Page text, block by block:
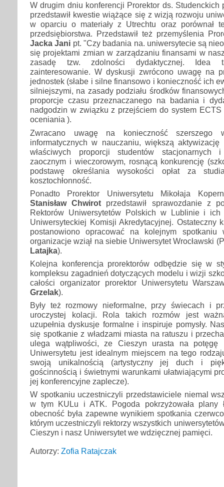
W drugim dniu konferencji Prorektor ds. Studenckich
przedstawił kwestie wiążące się z wizją rozwoju
w oparciu o materiały z Utrechtu oraz porównał
przedsiębiorstwa. Przedstawił też przemyślenia
Jacka Jani pt. "Czy badania na. uniwersytecie są
się projektami zmian w zarządzaniu finansami w
zasadę tzw. zdolności dydaktycznej. Idea
zainteresowanie. W dyskusji zwrócono uwagę na
jednostek (słabe i silne finansowo i konieczność ich
silniejszymi, na zasady podziału środków
proporcje czasu przeznaczanego na badania i
nadgodzin w związku z przejściem do system ECTS
oceniania ).
Zwracano uwagę na konieczność szerszego
informatycznych w nauczaniu, większą aktywizację
właściwych proporcji studentów stacjonarnych
zaocznym i wieczorowym, rosnącą konkurencję
podstawę określania wysokości opłat za
kosztochłonność.
Ponadto Prorektor Uniwersytetu Mikołaja
Stanisław Chwirot przedstawił sprawozdanie z
Rektorów Uniwersytetów Polskich w Lublinie i
Uniwersyteckiej Komisji Akredytacyjnej. Ostateczny
postanowiono opracować na kolejnym
organizacje wziął na siebie Uniwersytet Wrocławski
Latajka).
Kolejna konferencja prorektorów odbędzie się w
kompleksu zagadnień dotyczących modelu i wizji
całości organizator prorektor Uniwersytetu
Grzelak).
Były też rozmowy nieformalne, przy świecach i
uroczystej kolacji. Rola takich rozmów jest
uzupełnia dyskusje formalne i inspiruje pomysły.
się spotkanie z władzami miasta na ratuszu i
ulega wątpliwości, ze Cieszyn urasta na potęgę
Uniwersytetu jest idealnym miejscem na tego
swoją unikalnością (artystyczny jej duch i
gościnnością i świetnymi warunkami ułatwiającymi
jej konferencyjne zaplecze).
W spotkaniu uczestniczyli przedstawiciele niemal
w tym KULu i ATK. Pogoda pokrzyżowała plany
obecność była zapewne wynikiem spotkania
którym uczestniczyli rektorzy wszystkich
Cieszyn i nasz Uniwersytet we wdzięcznej pamięci.
Autorzy: Zofia Ratajczak